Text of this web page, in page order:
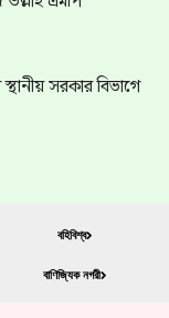
সরকার বিভাগে
বহিবিশ্ব
বাণিজ্যিক নগরী